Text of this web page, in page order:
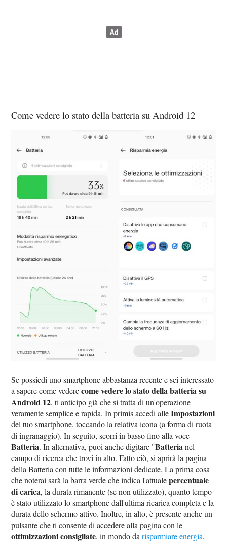
Come vedere lo stato della batteria su Android 12
Se possiedi uno smartphone abbastanza recente e sei interessato
a sapere come vederecome vedere lo stato della batteria su
Android 12, ti anticipo già che si tratta di un'operazione
veramente semplice e rapida. In primis accedi alleImpostazioni
del tuo smartphone, toccando la relativa icona (a forma di ruota
di ingranaggio). In seguito, scorri in basso fino alla voce
Batteria. In alternativa, puoi anche digitare "Batterianel
campo di ricerca che trovi in alto. Fatto ciò, si aprirà la pagina
della Batteria con tutte le informazioni dedicate. La prima cosa
che noterai sarà la barra verde che indica l'attualepercentuale
di carica, la durata rimanente (se non utilizzato), quanto tempo
è stato utilizzato lo smartphone dall'ultima ricarica completa e la
durata dello schermo attivo. Inoltre, in alto, è presente anche un
pulsante che ti consente di accedere alla pagina con le
ottimizzazioni consigliate, in mondo darisparmiare energia.